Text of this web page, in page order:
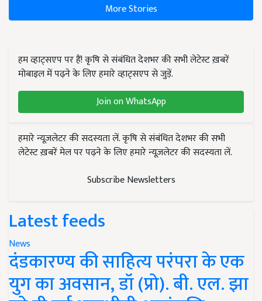
More Stories
हम व्हाट्सएप पर हैं! कृषि से संबंधित देशभर की सभी लेटेस्ट ख़बरें
मोबाइल में पढ़ने के लिए हमारे व्हाट्सएप से जुड़ें.
Join on WhatsApp
हमारे न्यूज़लेटर की सदस्यता लें. कृषि से संबंधित देशभर की सभी
लेटेस्ट ख़बरें मेल पर पढ़ने के लिए हमारे न्यूज़लेटर की सदस्यता लें.
Subscribe Newsletters
Latest feeds
News
दंडकारण्य की साहित्य परंपरा के एक
युग का अवसान, डॉ (प्रो). बी. एल. झा